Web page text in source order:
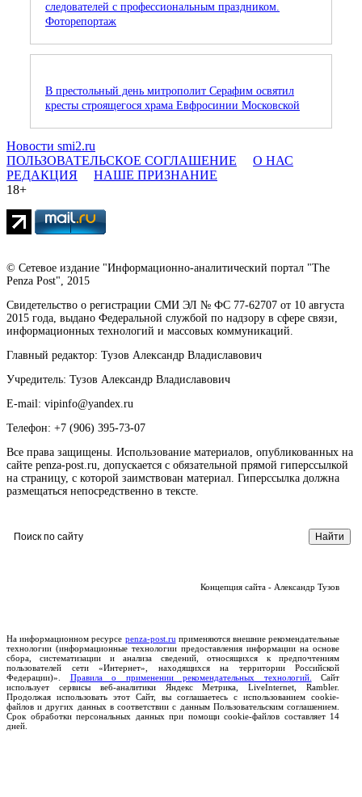
следователей с профессиональным праздником.
Фоторепортаж
В престольный день митрополит Серафим освятил
кресты строящегося храма Евфросинии Московской
Новости smi2.ru
ПОЛЬЗОВАТЕЛЬСКОЕ СОГЛАШЕНИЕ
О НАС
РЕДАКЦИЯ
НАШЕ ПРИЗНАНИЕ
18+
© Сетевое издание "Информационно-аналитический портал "The
Penza Post", 2015
Свидетельство о регистрации СМИ ЭЛ № ФС 77-62707 от 10 августа
2015 года, выдано Федеральной службой по надзору в сфере связи,
информационных технологий и массовых коммуникаций.
Главный редактор: Тузов Александр Владиславович
Учредитель: Тузов Александр Владиславович
E-mail: vipinfo@yandex.ru
Телефон: +7 (906) 395-73-07
Все права защищены. Использование материалов, опубликованных на
сайте penza-post.ru, допускается с обязательной прямой гиперссылкой
на страницу, с которой заимствован материал. Гиперссылка должна
размещаться непосредственно в тексте.
Концепция сайта - Александр Тузов
На информационном ресурсе penza-post.ru применяются внешние рекомендательные
технологии (информационные технологии предоставления информации на основе
сбора, систематизации и анализа сведений, относящихся к предпочтениям
пользователей сети «Интернет», находящихся на территории Российской
Федерации)». Правила о применении рекомендательных технологий.
Сайт
использует сервисы веб-аналитики Яндекс Метрика, LiveInternet, Rambler.
Продолжая использовать этот Сайт, вы соглашаетесь с использованием cookie-
файлов и других данных в соответствии с данным Пользовательским соглашением.
Срок обработки персональных данных при помощи cookie-файлов составляет 14
дней.